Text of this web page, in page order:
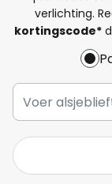
verlichting.
kortingscode*